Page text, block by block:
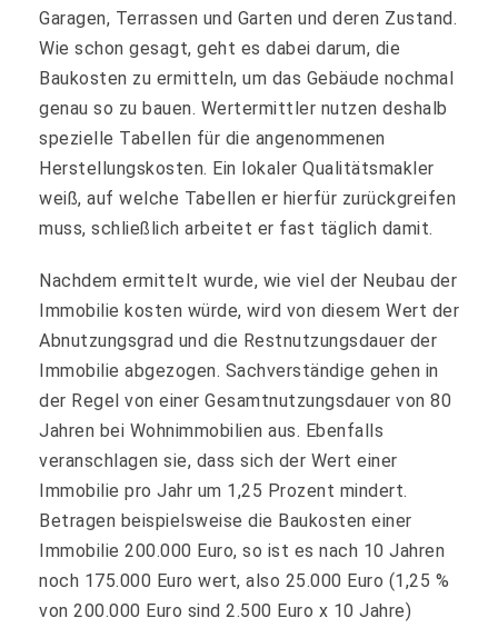
Garagen, Terrassen und Garten und deren Zustand.
Wie schon gesagt, geht es dabei darum, die
Baukosten zu ermitteln, um das Gebäude nochmal
genau so zu bauen. Wertermittler nutzen deshalb
spezielle Tabellen für die angenommenen
Herstellungskosten. Ein lokaler Qualitätsmakler
weiß, auf welche Tabellen er hierfür zurückgreifen
muss, schließlich arbeitet er fast täglich damit.
Nachdem ermittelt wurde, wie viel der Neubau der
Immobilie kosten würde, wird von diesem Wert der
Abnutzungsgrad und die Restnutzungsdauer der
Immobilie abgezogen. Sachverständige gehen in
der Regel von einer Gesamtnutzungsdauer von 80
Jahren bei Wohnimmobilien aus. Ebenfalls
veranschlagen sie, dass sich der Wert einer
Immobilie pro Jahr um 1,25 Prozent mindert.
Betragen beispielsweise die Baukosten einer
Immobilie 200.000 Euro, so ist es nach 10 Jahren
noch 175.000 Euro wert, also 25.000 Euro (1,25 %
von 200.000 Euro sind 2.500 Euro x 10 Jahre)